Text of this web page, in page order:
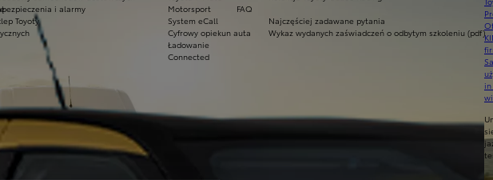
Motorsport
System eCall
Cyfrowy opiekun auta
Ładowanie
Connected
i alarmy
Toyoty
FAQ
Najczęściej zadawane pytania
Wykaz wydanych zaświadczeń o odbytym szkoleniu (pdf)